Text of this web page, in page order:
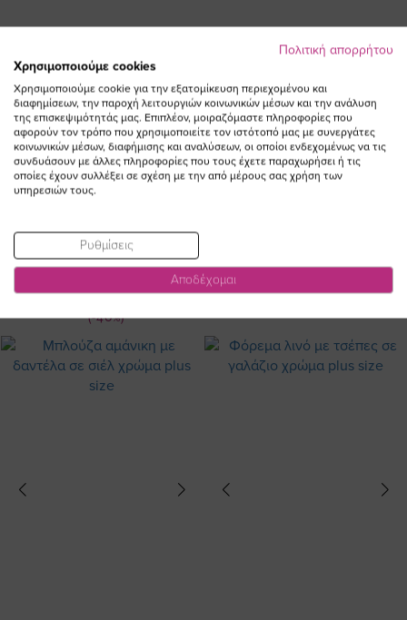
Φόρεμα γκοφρέ με κέντημα στα
μανίκια σε μπλε σκούρο χρώμα
plus size
(-40%)
Ειδική
Τιμή
66,00 €
110,00 €
Πολιτική απορρήτου
Χρησιμοποιούμε cookies
Χρησιμοποιούμε cookie για την εξατομίκευση περιεχομένου και
διαφημίσεων, την παροχή λειτουργιών κοινωνικών μέσων και την ανάλυση
της επισκεψιμότητάς μας. Επιπλέον, μοιραζόμαστε πληροφορίες που
αφορούν τον τρόπο που χρησιμοποιείτε τον ιστότοπό μας με συνεργάτες
κοινωνικών μέσων, διαφήμισης και αναλύσεων, οι οποίοι ενδεχομένως να τις
συνδυάσουν με άλλες πληροφορίες που τους έχετε παραχωρήσει ή τις
οποίες έχουν συλλέξει σε σχέση με την από μέρους σας χρήση των
υπηρεσιών τους.
Ρυθμίσεις
Αποδέχομαι